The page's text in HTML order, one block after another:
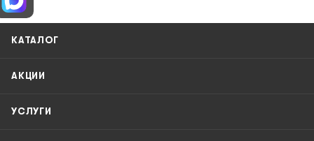
КАТАЛОГ
АКЦИИ
УСЛУГИ